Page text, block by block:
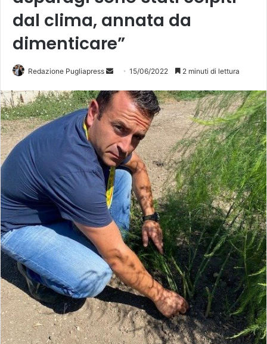
dal clima, annata da
dimenticare”
Redazione Pugliapress
v
i
a
u
n
'
e
m
a
15/06/2022 2 minuti di lettura